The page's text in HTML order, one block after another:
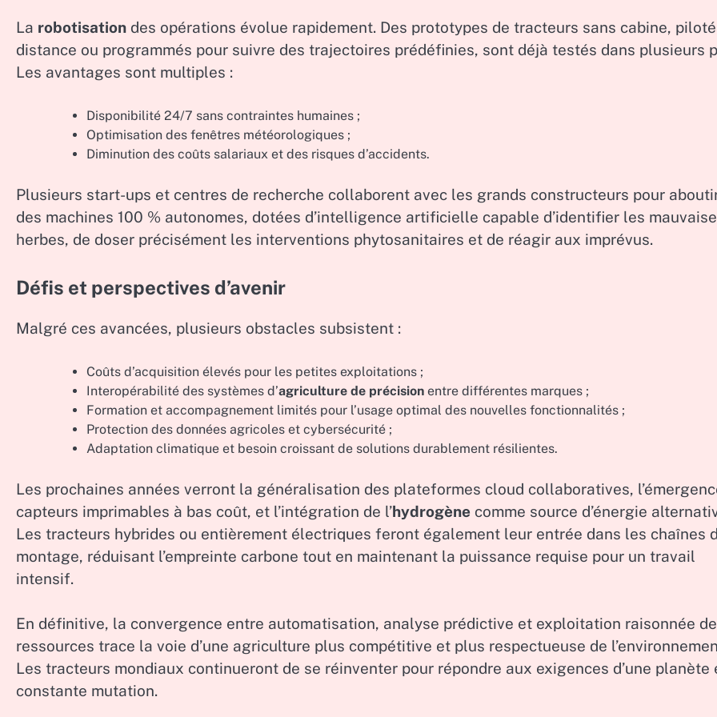
La robotisation des opérations évolue rapidement. Des prototypes de tracteurs sans cabine,
distance ou programmés pour suivre des trajectoires prédéfinies, sont déjà testés dans plusieurs
Les avantages sont multiples :
Disponibilité 24/7 sans contraintes humaines ;
Optimisation des fenêtres météorologiques ;
Diminution des coûts salariaux et des risques d’accidents.
Plusieurs start-ups et centres de recherche collaborent avec les grands constructeurs pour
des machines 100 % autonomes, dotées d’intelligence artificielle capable d’identifier les
herbes, de doser précisément les interventions phytosanitaires et de réagir aux imprévus.
Défis et perspectives d’avenir
Malgré ces avancées, plusieurs obstacles subsistent :
Coûts d’acquisition élevés pour les petites exploitations ;
Interopérabilité des systèmes d’agriculture de précision entre différentes marques ;
Formation et accompagnement limités pour l’usage optimal des nouvelles fonctionnalités ;
Protection des données agricoles et cybersécurité ;
Adaptation climatique et besoin croissant de solutions durablement résilientes.
Les prochaines années verront la généralisation des plateformes cloud collaboratives,
capteurs imprimables à bas coût, et l’intégration de l’hydrogène comme source d’énergie
Les tracteurs hybrides ou entièrement électriques feront également leur entrée dans les chaînes
montage, réduisant l’empreinte carbone tout en maintenant la puissance requise pour un travail
intensif.
En définitive, la convergence entre automatisation, analyse prédictive et exploitation raisonnée
ressources trace la voie d’une agriculture plus compétitive et plus respectueuse de
Les tracteurs mondiaux continueront de se réinventer pour répondre aux exigences d’une planète
constante mutation.